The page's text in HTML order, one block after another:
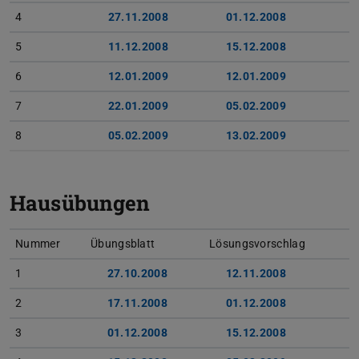
4 27.11.2008(PDF-Datei)
(wird in neuem Tab geöffnet)
01.12.2008(PDF-Datei)
(wird in
5 11.12.2008(PDF-Datei)
(wird in neuem Tab geöffnet)
15.12.2008(PDF-Datei)
(wird in
6 12.01.2009(PDF-Datei)
(wird in neuem Tab geöffnet)
12.01.2009(PDF-Datei)
(wird in
7 22.01.2009(PDF-Datei)
(wird in neuem Tab geöffnet)
05.02.2009(PDF-Datei)
(wird in
8 05.02.2009(PDF-Datei)
(wird in neuem Tab geöffnet)
13.02.2009(PDF-Datei)
(wird in
Hausübungen
Nummer Übungsblatt Lösungsvorschlag
1 27.10.2008(PDF-Datei)
(wird in neuem Tab geöffnet)
12.11.2008(PDF-Datei)
(wird in
2 17.11.2008(PDF-Datei)
(wird in neuem Tab geöffnet)
01.12.2008(PDF-Datei)
(wird in
3 01.12.2008(PDF-Datei)
(wird in neuem Tab geöffnet)
15.12.2008(PDF-Datei)
(wird in